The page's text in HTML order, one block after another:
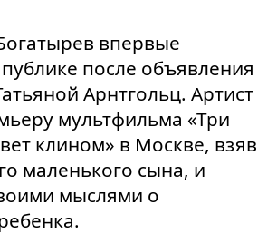
впервые
после объявления
Арнтгольц. Артист
мультфильма «Три
клином» в Москве, взяв
маленького сына, и
мыслями о